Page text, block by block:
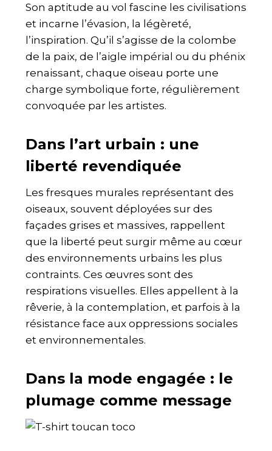
Son aptitude au vol fascine les civilisations
et incarne l’évasion, la légèreté,
l’inspiration. Qu’il s’agisse de la colombe
de la paix, de l’aigle impérial ou du phénix
renaissant, chaque oiseau porte une
charge symbolique forte, régulièrement
convoquée par les artistes.
Dans l’art urbain : une
liberté revendiquée
Les fresques murales représentant des
oiseaux, souvent déployées sur des
façades grises et massives, rappellent
que la liberté peut surgir même au cœur
des environnements urbains les plus
contraints. Ces œuvres sont des
respirations visuelles. Elles appellent à la
rêverie, à la contemplation, et parfois à la
résistance face aux oppressions sociales
et environnementales.
Dans la mode engagée : le
plumage comme message